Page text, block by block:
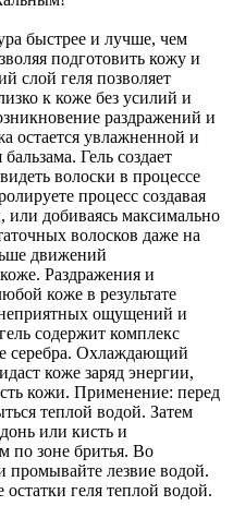
быстрее и лучше, чем
подготовить кожу и
слой геля позволяет
к коже без усилий и
раздражений и
остается увлажненной и
Гель создает
волоски в процессе
процесс создавая
добиваясь максимально
волосков даже на
движений
Раздражения и
коже в результате
ощущений и
содержит комплекс
серебра. Охлаждающий
коже заряд энергии,
кожи. Применение: перед
теплой водой. Затем
или кисть и
по зоне бритья. Во
промывайте лезвие водой.
геля теплой водой.